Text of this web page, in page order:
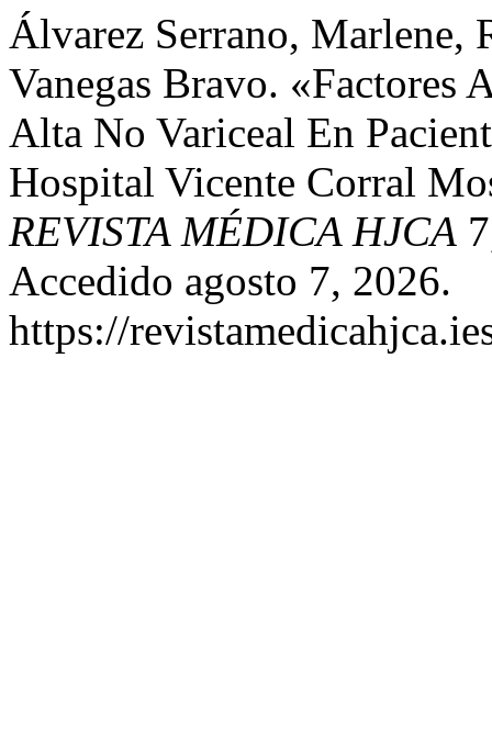
Álvarez Serrano, Marlene,
Vanegas Bravo. «Factores
Alta No Variceal En
Hospital Vicente Corral
REVISTA MÉDICA HJCA
Accedido agosto 7, 2026.
https://